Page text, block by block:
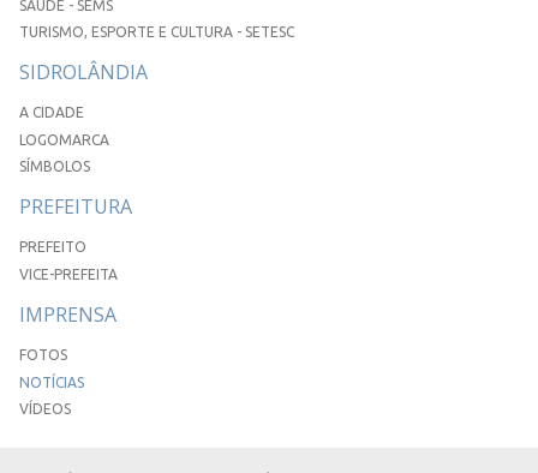
SAÚDE - SEMS
TURISMO, ESPORTE E CULTURA - SETESC
SIDROLÂNDIA
A CIDADE
LOGOMARCA
SÍMBOLOS
PREFEITURA
PREFEITO
VICE-PREFEITA
IMPRENSA
FOTOS
NOTÍCIAS
VÍDEOS